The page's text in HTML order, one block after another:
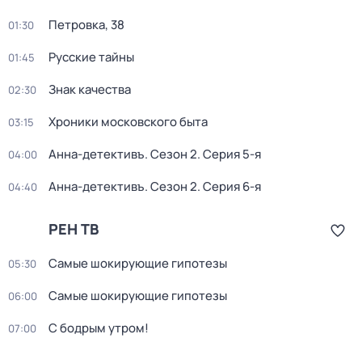
01:30 Петровка, 38
01:45 Русские тайны
02:30 Знак качества
03:15 Хроники московского быта
04:00 Анна-детективъ. Сезон 2. Серия 5-я
04:40 Анна-детективъ. Сезон 2. Серия 6-я
РЕН ТВ
05:30 Самые шoкиpующие гипотезы
06:00 Самые шoкиpующие гипотезы
07:00 С бодрым утром!